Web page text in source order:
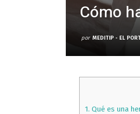
Cómo
por MEDITIP - EL
1. Qué es una